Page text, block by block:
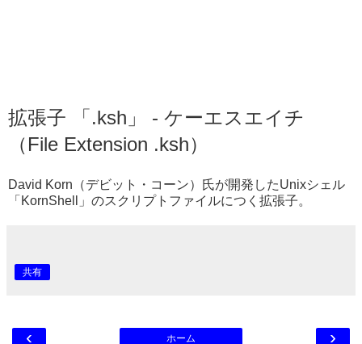
拡張子 「.ksh」 - ケーエスエイチ
（File Extension .ksh）
David Korn（デビット・コーン）氏が開発したUnixシェル
「KornShell」のスクリプトファイルにつく拡張子。
共有
‹ ›
ホーム